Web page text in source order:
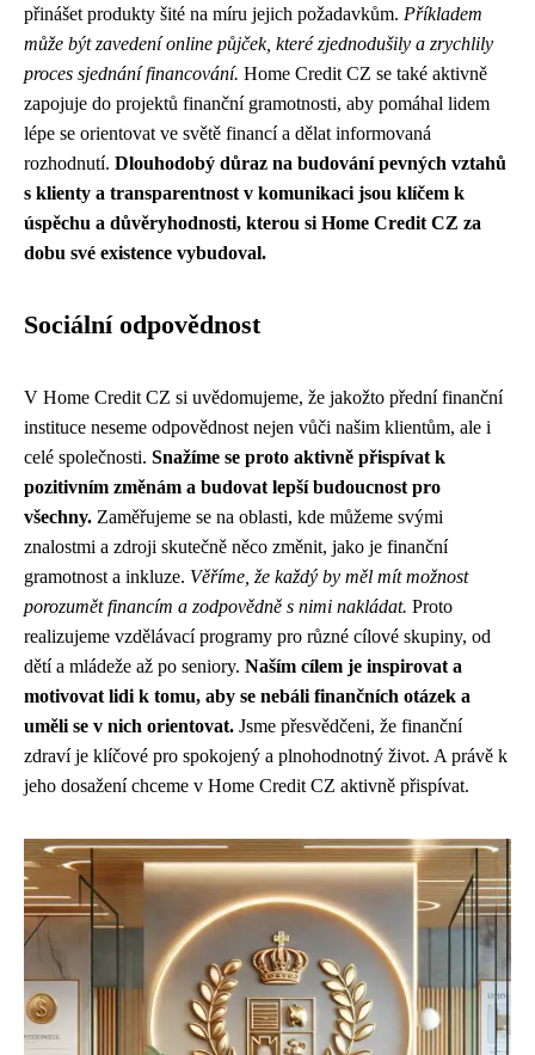
přinášet produkty šité na míru jejich požadavkům. Příkladem
může být zavedení online půjček, které zjednodušily a zrychlily
proces sjednání financování. Home Credit CZ se také aktivně
zapojuje do projektů finanční gramotnosti, aby pomáhal lidem
lépe se orientovat ve světě financí a dělat informovaná
rozhodnutí. Dlouhodobý důraz na budování pevných vztahů
s klienty a transparentnost v komunikaci jsou klíčem k
úspěchu a důvěryhodnosti, kterou si Home Credit CZ za
dobu své existence vybudoval.
Sociální odpovědnost
V Home Credit CZ si uvědomujeme, že jakožto přední finanční
instituce neseme odpovědnost nejen vůči našim klientům, ale i
celé společnosti. Snažíme se proto aktivně přispívat k
pozitivním změnám a budovat lepší budoucnost pro
všechny. Zaměřujeme se na oblasti, kde můžeme svými
znalostmi a zdroji skutečně něco změnit, jako je finanční
gramotnost a inkluze. Věříme, že každý by měl mít možnost
porozumět financím a zodpovědně s nimi nakládat. Proto
realizujeme vzdělávací programy pro různé cílové skupiny, od
dětí a mládeže až po seniory. Naším cílem je inspirovat a
motivovat lidi k tomu, aby se nebáli finančních otázek a
uměli se v nich orientovat. Jsme přesvědčeni, že finanční
zdraví je klíčové pro spokojený a plnohodnotný život. A právě k
jeho dosažení chceme v Home Credit CZ aktivně přispívat.